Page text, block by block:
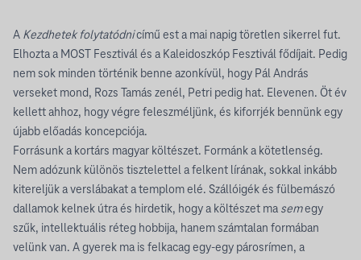
A Kezdhetek folytatódnicímű est a mai napig töretlen sikerrel fut.
Elhozta a MOST Fesztivál és a Kaleidoszkóp Fesztivál fődíjait. Pedig
nem sok minden történik benne azonkívül, hogy Pál András
verseket mond, Rozs Tamás zenél, Petri pedig hat. Elevenen. Öt év
kellett ahhoz, hogy végre feleszméljünk, és kiforrjék bennünk egy
újabb előadás koncepciója.
Forrásunk a kortárs magyar költészet. Formánk a kötetlenség.
Nem adózunk különös tisztelettel a felkent lírának, sokkal inkább
kitereljük a verslábakat a templom elé. Szállóigék és fülbemászó
dallamok kelnek útra és hirdetik, hogy a költészet ma semegy
szűk, intellektuális réteg hobbija, hanem számtalan formában
velünk van. A gyerek ma is felkacag egy-egy párosrímen, a